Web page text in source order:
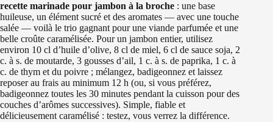
recette marinade pour jambon à la broche : une base
huileuse, un élément sucré et des aromates — avec une touche
salée — voilà le trio gagnant pour une viande parfumée et une
belle croûte caramélisée. Pour un jambon entier, utilisez
environ 10 cl d’huile d’olive, 8 cl de miel, 6 cl de sauce soja, 2
c. à s. de moutarde, 3 gousses d’ail, 1 c. à s. de paprika, 1 c. à
c. de thym et du poivre ; mélangez, badigeonnez et laissez
reposer au frais au minimum 12 h (ou, si vous préférez,
badigeonnez toutes les 30 minutes pendant la cuisson pour des
couches d’arômes successives). Simple, fiable et
délicieusement caramélisé : testez, vous verrez la différence.